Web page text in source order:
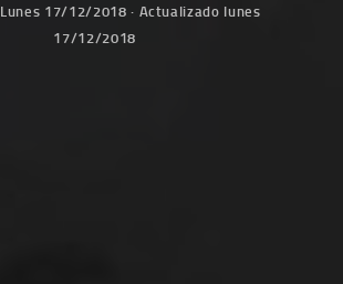
Lunes 17/12/2018 · Actualizado lunes
17/12/2018